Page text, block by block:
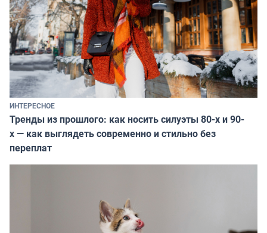
ИНТЕРЕСНОЕ
Тренды из прошлого: как носить силуэты 80-х и 90-
х — как выглядеть современно и стильно без
переплат